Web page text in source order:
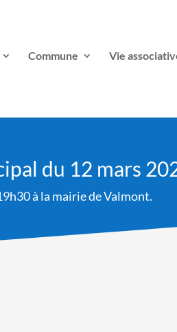
Commune Vie
du 12 mars
à la mairie de Valmont.